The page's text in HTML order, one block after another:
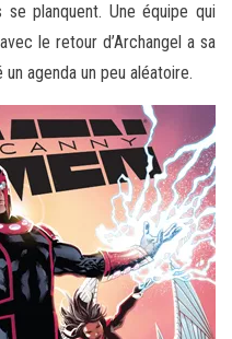
planquent. Une équipe qui
le retour d’Archangel a sa
agenda un peu aléatoire.